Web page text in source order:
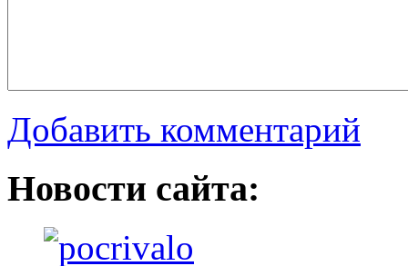
Добавить комментарий
Новости сайта: